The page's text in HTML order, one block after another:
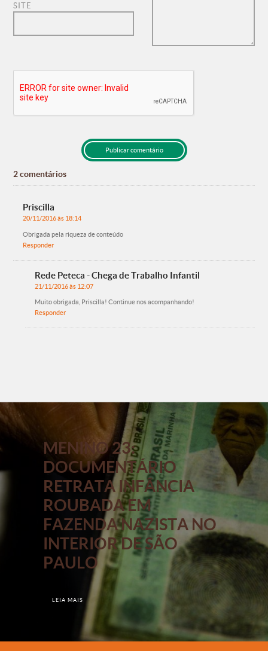
SITE
2 comentários
Priscilla
20/11/2016 às 18:14
Obrigada pela riqueza de conteúdo
Responder
Rede Peteca - Chega de Trabalho Infantil
21/11/2016 às 12:07
Muito obrigada, Priscilla! Continue nos acompanhando!
Responder
MENINO 23:
DOCUMENTÁRIO
RETRATA INFÂNCIA
ROUBADA EM
FAZENDA NAZISTA NO
INTERIOR DE SÃO
PAULO
LEIA MAIS